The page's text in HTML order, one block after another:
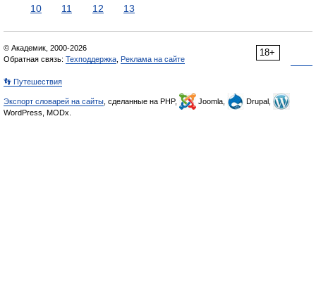
10
11 12 13
18+
© Академик, 2000-2026
Обратная связь: Техподдержка Реклама на сайте
👣 Путешествия
Экспорт словарей на сайты , сделанные на PHP, Joomla,
Drupal,
WordPress, MODx.